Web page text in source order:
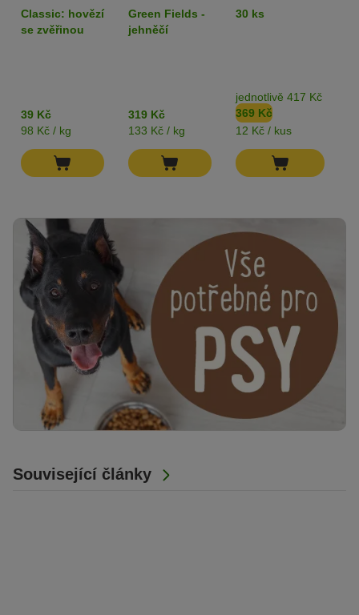
Související články
400 g
Classic: hovězí
se zvěřinou
39 Kč
98 Kč / kg
Adult 6 x 400 g
- single protein
Green Fields -
jehněčí
319 Kč
133 Kč / kg
30 ks
jednotlivě 417 Kč
369 Kč
12 Kč / kus